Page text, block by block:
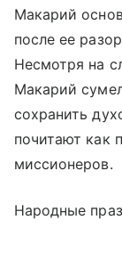
Макарий
после ее
Несмотря на
Макарий
сохранить
почитают как
миссионеров.
Народные